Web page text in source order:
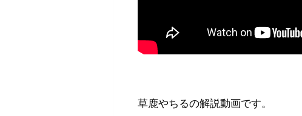
草鹿やちるの解説動画です。